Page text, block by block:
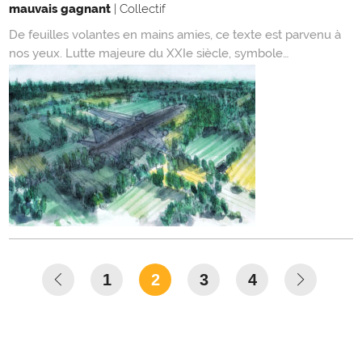
mauvais gagnant | Collectif
De feuilles volantes en mains amies, ce texte est parvenu à
nos yeux. Lutte majeure du XXIe siècle, symbole…
1 2 3 4